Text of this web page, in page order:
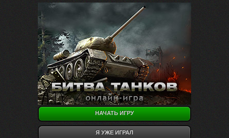
НАЧАТЬ ИГРУ
Я УЖЕ ИГРАЛ